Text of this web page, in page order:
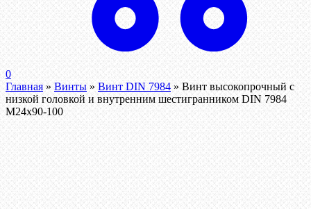
0
Главная » Винты » Винт DIN 7984 » Винт высокопрочный с
низкой головкой и внутренним шестигранником DIN 7984
М24х90-100